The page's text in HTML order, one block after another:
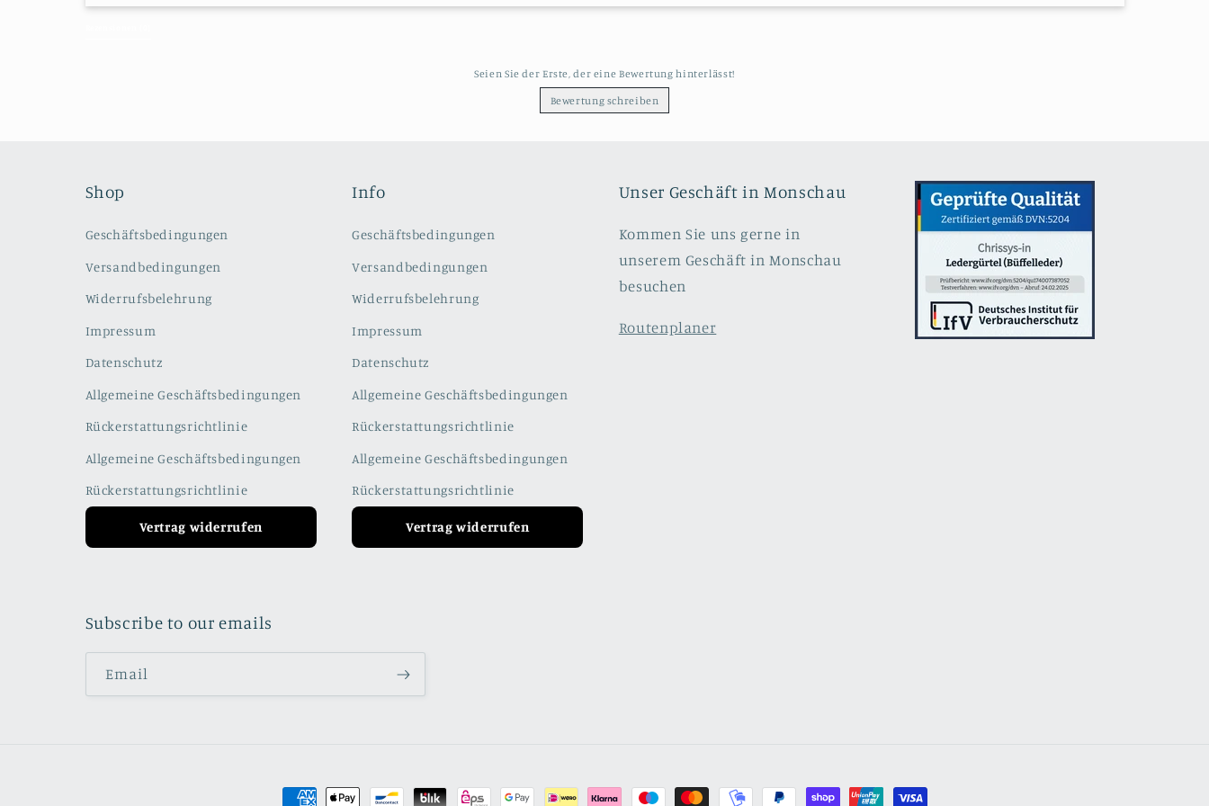
Alle Bewertungen
Seien Sie der Erste, der eine Bewertung hinterlässt!
Bewertung schreiben
Shop
Geschäftsbedingungen
Versandbedingungen
Widerrufsbelehrung
Impressum
Datenschutz
Allgemeine Geschäftsbedingungen
Rückerstattungsrichtlinie
Allgemeine Geschäftsbedingungen
Rückerstattungsrichtlinie
Vertrag widerrufen
Info
Geschäftsbedingungen
Versandbedingungen
Widerrufsbelehrung
Impressum
Datenschutz
Allgemeine Geschäftsbedingungen
Rückerstattungsrichtlinie
Allgemeine Geschäftsbedingungen
Rückerstattungsrichtlinie
Vertrag widerrufen
Unser Geschäft in Monschau
Kommen Sie uns gerne in
unserem Geschäft in Monschau
besuchen
Routenplaner
Subscribe to our emails
Email
Payment